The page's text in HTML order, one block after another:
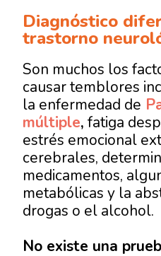
Diagnóstico
trastorno
Son muchos los
causar temblores
la enfermedad de
múltiple, fatiga
estrés emocional
cerebrales,
medicamentos,
metabólicas y la
drogas o el alcohol.
No existe una